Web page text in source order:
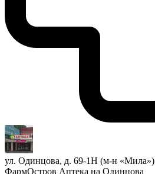
ул. Одинцова, д. 69-1Н (м-н «Мила»)
ФармОстров Аптека на Одинцова